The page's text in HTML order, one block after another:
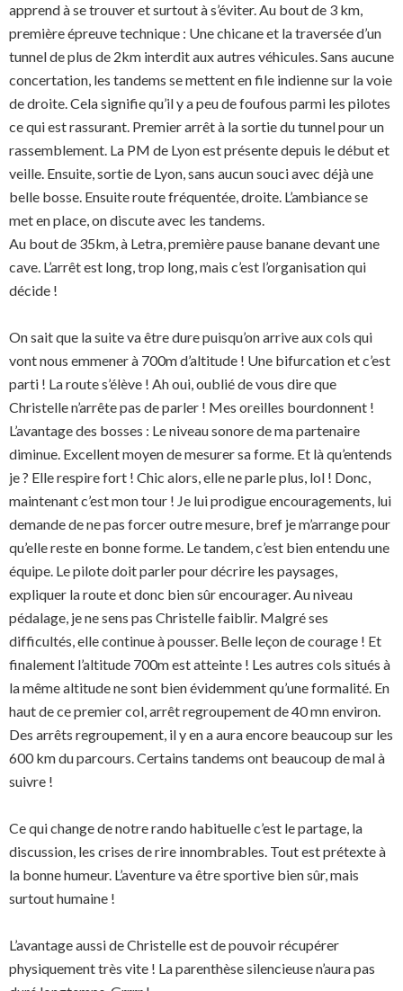
apprend à se trouver et surtout à s’éviter. Au bout de 3 km,
première épreuve technique : Une chicane et la traversée d’un
tunnel de plus de 2km interdit aux autres véhicules. Sans aucune
concertation, les tandems se mettent en file indienne sur la voie
de droite. Cela signifie qu’il y a peu de foufous parmi les pilotes
ce qui est rassurant. Premier arrêt à la sortie du tunnel pour un
rassemblement. La PM de Lyon est présente depuis le début et
veille. Ensuite, sortie de Lyon, sans aucun souci avec déjà une
belle bosse. Ensuite route fréquentée, droite. L’ambiance se
met en place, on discute avec les tandems.
Au bout de 35km, à Letra, première pause banane devant une
cave. L’arrêt est long, trop long, mais c’est l’organisation qui
décide !
On sait que la suite va être dure puisqu’on arrive aux cols qui
vont nous emmener à 700m d’altitude ! Une bifurcation et c’est
parti ! La route s’élève ! Ah oui, oublié de vous dire que
Christelle n’arrête pas de parler ! Mes oreilles bourdonnent !
L’avantage des bosses : Le niveau sonore de ma partenaire
diminue. Excellent moyen de mesurer sa forme. Et là qu’entends
je ? Elle respire fort ! Chic alors, elle ne parle plus, lol ! Donc,
maintenant c’est mon tour ! Je lui prodigue encouragements, lui
demande de ne pas forcer outre mesure, bref je m’arrange pour
qu’elle reste en bonne forme. Le tandem, c’est bien entendu une
équipe. Le pilote doit parler pour décrire les paysages,
expliquer la route et donc bien sûr encourager. Au niveau
pédalage, je ne sens pas Christelle faiblir. Malgré ses
difficultés, elle continue à pousser. Belle leçon de courage ! Et
finalement l’altitude 700m est atteinte ! Les autres cols situés à
la même altitude ne sont bien évidemment qu’une formalité. En
haut de ce premier col, arrêt regroupement de 40 mn environ.
Des arrêts regroupement, il y en a aura encore beaucoup sur les
600 km du parcours. Certains tandems ont beaucoup de mal à
suivre !
Ce qui change de notre rando habituelle c’est le partage, la
discussion, les crises de rire innombrables. Tout est prétexte à
la bonne humeur. L’aventure va être sportive bien sûr, mais
surtout humaine !
L’avantage aussi de Christelle est de pouvoir récupérer
physiquement très vite ! La parenthèse silencieuse n’aura pas